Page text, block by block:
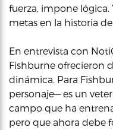
fuerza, impone lógica.
metas en la historia
En entrevista con
Fishburne ofrecieron
dinámica. Para
personaje— es un
campo que ha
pero que ahora debe